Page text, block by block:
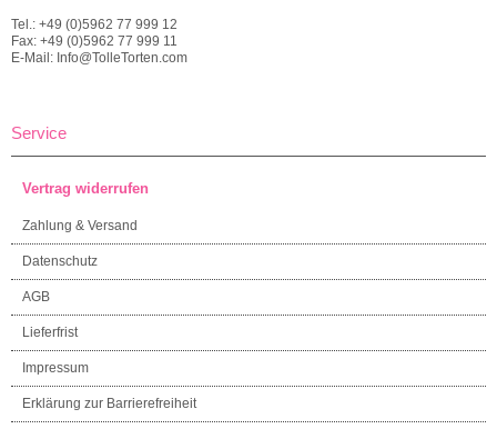
Tel.: +49 (0)5962 77 999 12
Fax: +49 (0)5962 77 999 11
E-Mail: Info@TolleTorten.com
Service
Vertrag widerrufen
Zahlung & Versand
Datenschutz
AGB
Lieferfrist
Impressum
Erklärung zur Barrierefreiheit